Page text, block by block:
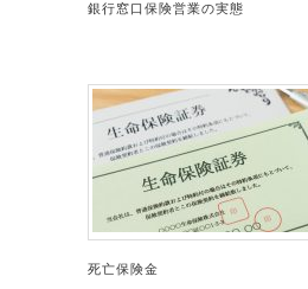
銀行窓口保険営業の実態
死亡保険金